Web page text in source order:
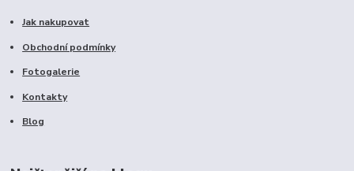
Jak nakupovat
Obchodní podmínky
Fotogalerie
Kontakty
Blog